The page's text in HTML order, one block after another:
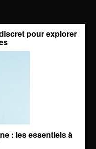
pour explorer
: les essentiels à